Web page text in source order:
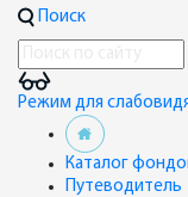
Поиск
Режим для
Каталог
Путеводитель